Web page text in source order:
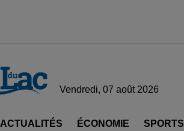
Vendredi, 07 août 2026
ACTUALITÉS ÉCONOMIE SPORTS